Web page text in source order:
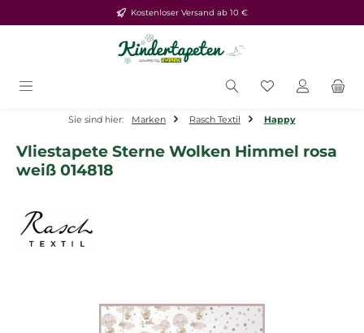
Zum Hauptinhalt springenKostenloser Versand ab 10 €
Du hast 0
Sie sind hier: Marken Rasch Textil Happy
Vliestapete Sterne Wolken Himmel rosa
weiß 014818
Bildergalerie überspringen